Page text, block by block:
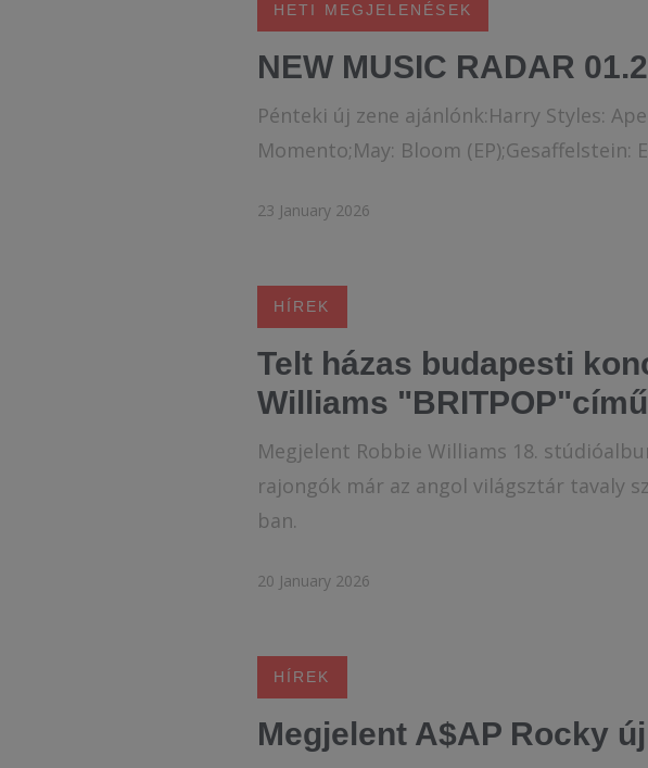
HETI MEGJELENÉSEK
NEW MUSIC RADAR
Pénteki új zene ajánlónk:Harry Styles:
Momento;May: Bloom (EP);Gesaffelstein:
23 January 2026
HÍREK
Telt házas budapesti
Williams
Megjelent Robbie Williams 18.
rajongók már az angol világsztár tavaly
ban.
20 January 2026
HÍREK
Megjelent A$AP Rocky